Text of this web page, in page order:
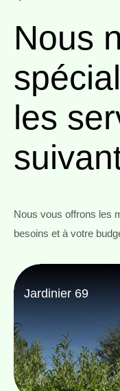
Nous
les
Nous vous offrons les
besoins et à votre
Jardinier 69